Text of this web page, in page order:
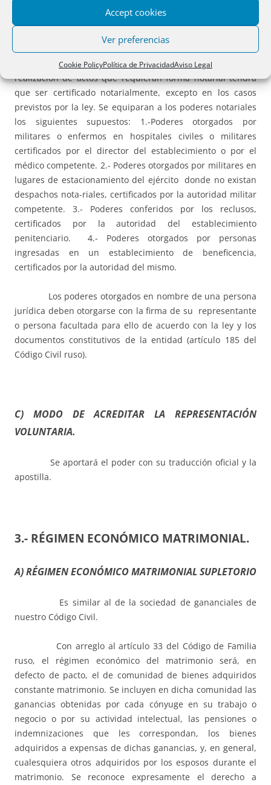
Accept cookies
Ver preferencias
Cookie PolicyPolítica de PrivacidadAviso Legal
B) FORMA DOCUMENTAL
El apoderamiento que tenga por objeto la
realización de actos que requieran forma notarial tendrá
que ser certificado notarialmente, excepto en los casos
previstos por la ley. Se equiparan a los poderes notariales
los siguientes supuestos: 1.-Poderes otorgados por
militares o enfermos en hospitales civiles o militares
certificados por el director del establecimiento o por el
médico competente. 2.- Poderes otorgados por militares en
lugares de estacionamiento del ejército donde no existan
despachos nota-riales, certificados por la autoridad militar
competente. 3.- Poderes conferidos por los reclusos,
certificados por la autoridad del establecimiento
penitenciario. 4.- Poderes otorgados por personas
ingresadas en un establecimiento de beneficencia,
certificados por la autoridad del mismo.
Los poderes otorgados en nombre de una persona
jurídica deben otorgarse con la firma de su representante
o persona facultada para ello de acuerdo con la ley y los
documentos constitutivos de la entidad (artículo 185 del
Código Civil ruso).
C) MODO DE ACREDITAR LA REPRESENTACIÓN
VOLUNTARIA.
Se aportará el poder con su traducción oficial y la
apostilla.
3.- RÉGIMEN ECONÓMICO MATRIMONIAL.
A) RÉGIMEN ECONÓMICO MATRIMONIAL SUPLETORIO
Es similar al de la sociedad de gananciales de
nuestro Código Civil.
Con arreglo al artículo 33 del Código de Familia
ruso, el régimen económico del matrimonio será, en
defecto de pacto, el de comunidad de bienes adquiridos
constante matrimonio. Se incluyen en dicha comunidad las
ganancias obtenidas por cada cónyuge en su trabajo o
negocio o por su actividad intelectual, las pensiones o
indemnizaciones que les correspondan, los bienes
adquiridos a expensas de dichas ganancias, y, en general,
cualesquiera otros adquiridos por los esposos durante el
matrimonio. Se reconoce expresamente el derecho a